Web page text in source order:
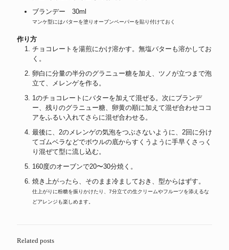
ブランデー 30ml
マンケ型にはバターを塗りオーブンペーパーを貼り付けておく
作り方
チョコレートを湯煎にかけ溶かす。無塩バターも溶かしてお
く。
卵白に分量の半分のグラニュー糖を加え、ツノが立つまで泡
立て、メレンゲを作る。
1のチョコレートにバターを加えて混ぜる。次にブランデ
ー、残りのグラニュー糖、卵黄の順に加えて混ぜ合わせココ
アをふるい入れてさらに混ぜ合わせる。
最後に、2のメレンゲの気泡をつぶさないように、2回に分け
てゴムベラなどでボウルの底からすくうように手早くさっく
り混ぜて型に流し込む。
160度のオーブンで20〜30分焼く。
焼き上がったら、そのまま冷ましておき、型からはずす。
仕上がりに粉糖を振りかけたり、7分立ての生クリームやフルーツを添えるな
どアレンジも楽しめます。
Related posts